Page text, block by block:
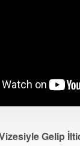
Gelip